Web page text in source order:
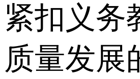
紧扣义务
质量发展